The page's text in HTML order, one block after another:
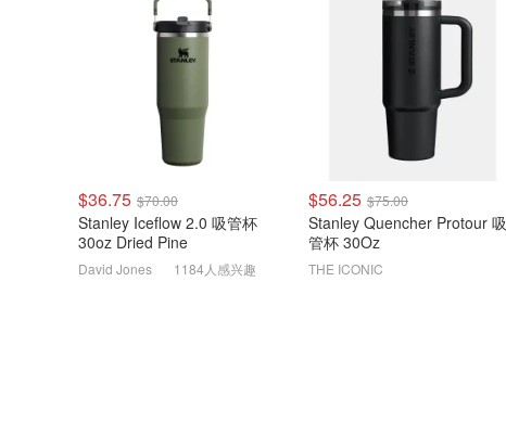
$36.75 $70.00
Stanley Iceflow 2.0 吸管杯
30oz Dried Pine
David Jones 1184人感兴趣
$56.25 $75.00
Stanley Quencher Protour 吸
管杯 30Oz
THE ICONIC